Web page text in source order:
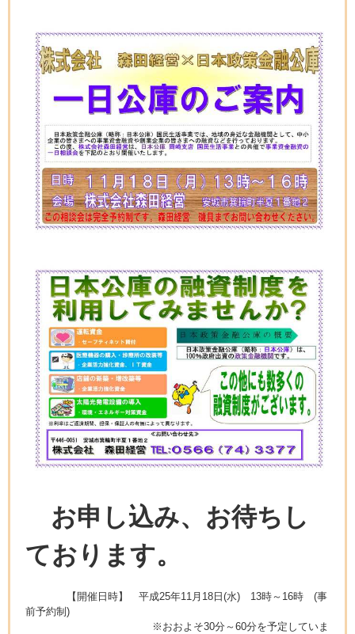
お申し込み、お待ちし
ております。
【開催日時】 平成25年11月18日(水) 13時～16時 (事
前予約制)
※おおよそ30分～60分を予定していま